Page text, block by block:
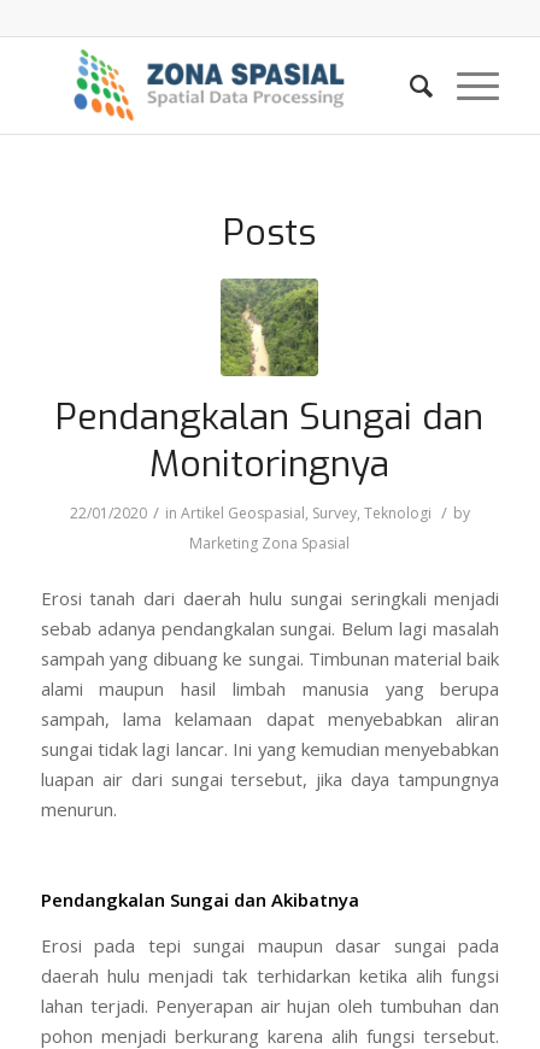
Posts
Pendangkalan Sungai dan
Monitoringnya
22/01/2020 / in Artikel Geospasial, Survey, Teknologi / by
Marketing Zona Spasial
Erosi tanah dari daerah hulu sungai seringkali menjadi
sebab adanya pendangkalan sungai. Belum lagi masalah
sampah yang dibuang ke sungai. Timbunan material baik
alami maupun hasil limbah manusia yang berupa
sampah, lama kelamaan dapat menyebabkan aliran
sungai tidak lagi lancar. Ini yang kemudian menyebabkan
luapan air dari sungai tersebut, jika daya tampungnya
menurun.
Pendangkalan Sungai dan Akibatnya
Erosi pada tepi sungai maupun dasar sungai pada
daerah hulu menjadi tak terhidarkan ketika alih fungsi
lahan terjadi. Penyerapan air hujan oleh tumbuhan dan
pohon menjadi berkurang karena alih fungsi tersebut.